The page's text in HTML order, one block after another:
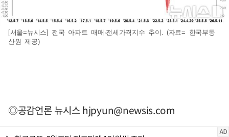
[서울=뉴시스] 전국 아파트 매매·전세가격지수 추이. (자료= 한국부동
산원 제공)
◎공감언론 뉴시스hjpyun@newsis.com